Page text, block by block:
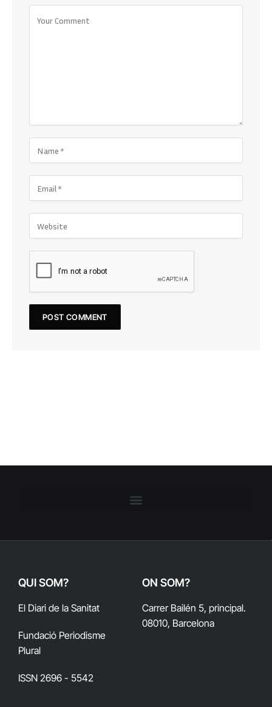
QUI SOM?
El Diari de la Sanitat
Fundació Periodisme
Plural
ISSN 2696 - 5542
ON SOM?
Carrer Bailén 5, principal.
08010, Barcelona